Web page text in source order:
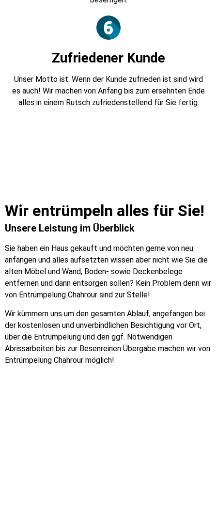
Zufriedener Kunde
Unser Motto ist: Wenn der Kunde zufrieden ist sind wird
es auch! Wir machen von Anfang bis zum ersehnten Ende
alles in einem Rutsch zufriedenstellend für Sie fertig.
Wir entrümpeln alles für Sie!
Unsere Leistung im Überblick
Sie haben ein Haus gekauft und möchten gerne von neu
anfangen und alles aufsetzten wissen aber nicht wie Sie die
alten Möbel und Wand, Boden- sowie Deckenbelege
entfernen und dann entsorgen sollen? Kein Problem denn wir
von Entrümpelung Chahrour sind zur Stelle!
Wir kümmern uns um den gesamten Ablauf, angefangen bei
der kostenlosen und unverbindlichen Besichtigung vor Ort,
über die Entrümpelung und den ggf. Notwendigen
Abrissarbeiten bis zur Besenreinen Übergabe machen wir von
Entrümpelung Chahrour möglich!